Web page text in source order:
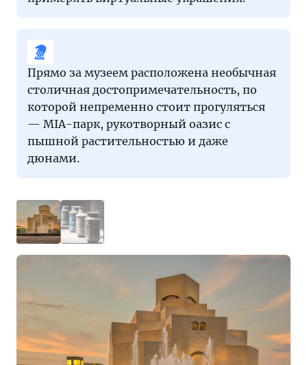
Прямо за музеем расположена необычная
столичная достопримечательность, по
которой непременно стоит прогуляться
— MIA-парк, рукотворный оазис с
пышной растительностью и даже
дюнами.